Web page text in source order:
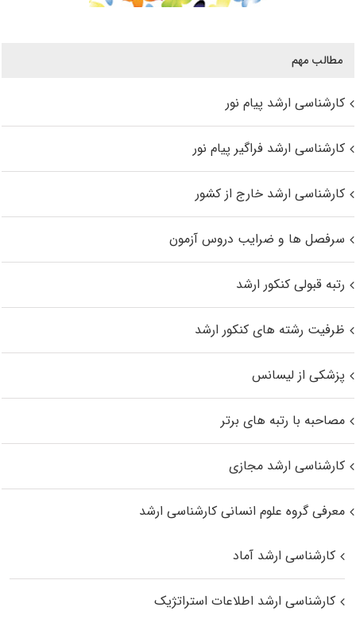
مطالب مهم
کارشناسی ارشد پیام نور
کارشناسی ارشد فراگیر پیام نور
کارشناسی ارشد خارج از کشور
سرفصل ها و ضرایب دروس آزمون
رتبه قبولی کنکور ارشد
ظرفیت رشته های کنکور ارشد
پزشکی از لیسانس
مصاحبه با رتبه های برتر
کارشناسی ارشد مجازی
معرفی گروه علوم انسانی کارشناسی ارشد
کارشناسی ارشد آماد
کارشناسی ارشد اطلاعات استراتژیک